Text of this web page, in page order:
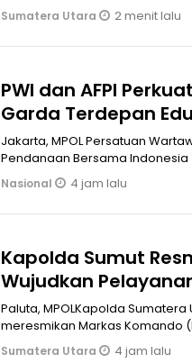
Sumatera Utara 2 menit lalu
PWI dan AFPI
Garda Terdepan
Jakarta, MPOL Persatuan Wartawan Indonesia (PWI) Pusat bersama Asosiasi Fintech
Pendanaan Bersama
Nasional 4 jam lalu
Kapolda Sumut
Wujudkan Pelayanan
Indonesia Emas
Paluta, MPOLKapolda Sumatera
meresmikan Markas
Sumatera Utara 4 jam lalu